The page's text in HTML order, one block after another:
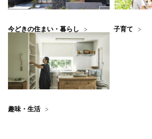
今どきの住まい・暮らし 子育て
趣味・生活